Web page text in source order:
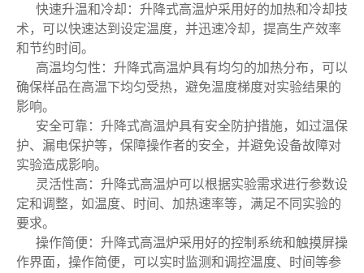
快速升温和冷却：升降式高温炉采用好的加热和冷却技
术，可以快速达到设定温度，并迅速冷却，提高生产效率
和节约时间。
高温均匀性：升降式高温炉具有均匀的加热分布，可以
确保样品在高温下均匀受热，避免温度梯度对实验结果的
影响。
安全可靠：升降式高温炉具有安全防护措施，如过温保
护、漏电保护等，保障操作者的安全，并避免设备故障对
实验造成影响。
灵活性高：升降式高温炉可以根据实验需求进行参数设
定和调整，如温度、时间、加热速率等，满足不同实验的
要求。
操作简便：升降式高温炉采用好的控制系统和触摸屏操
作界面，操作简便，可以实时监测和调控温度、时间等参